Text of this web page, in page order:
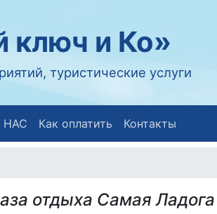
ключ и Ко»
туристические услуги
НАС Как оплатить Контакты
отдыха Самая Ладога